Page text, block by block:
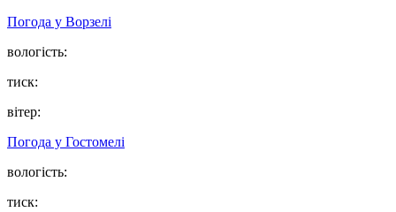
Погода у Ворзелі
вологість:
тиск:
вітер:
Погода у Гостомелі
вологість:
тиск: